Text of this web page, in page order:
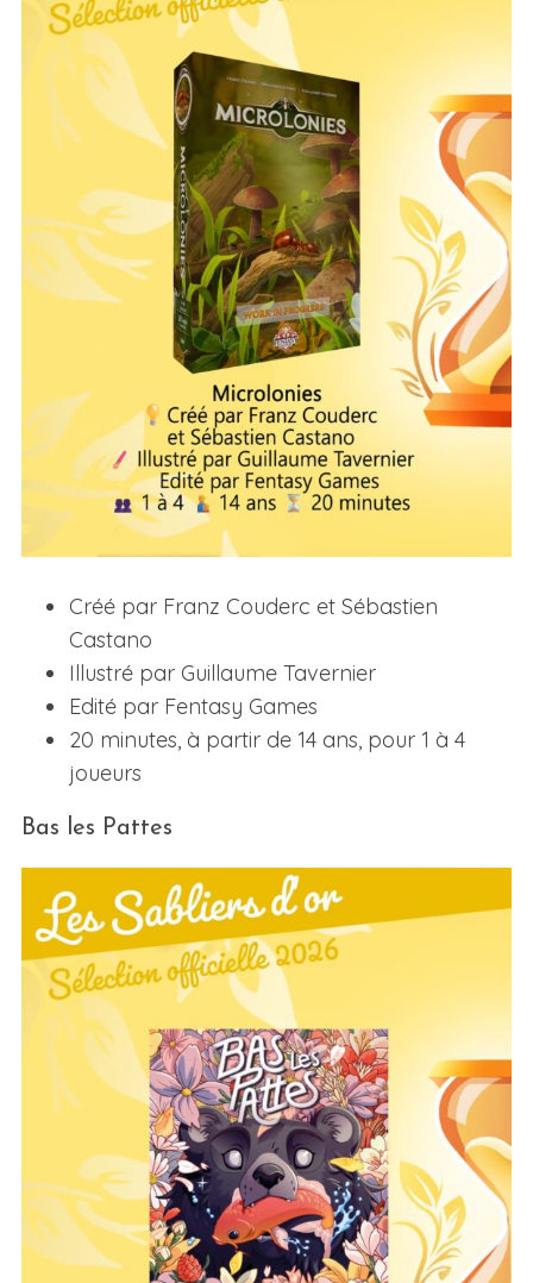
Créé par Franz Couderc et Sébastien
Castano
Illustré par Guillaume Tavernier
Edité par Fentasy Games
20 minutes, à partir de 14 ans, pour 1 à 4
joueurs
Bas les Pattes
r
c
h
f
o